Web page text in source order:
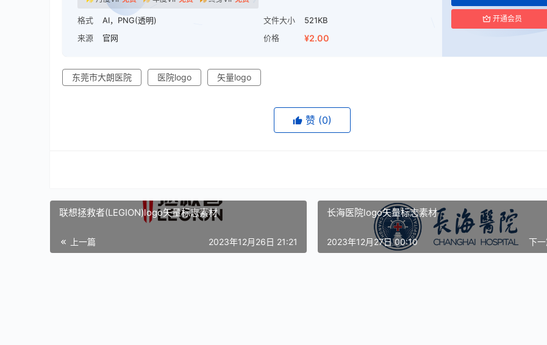
格式 AI，PNG(透明) 文件大小
521KB
来源
官网 价格 ¥2.00
开通会员
东莞市大朗医院 医院logo 矢量logo
赞 (0)
联想拯救者(LEGION)logo矢量标志素材
上一篇 2023年12月26日 21:21
长海医院logo矢量标志素材
下
2023年12月27日 00:10